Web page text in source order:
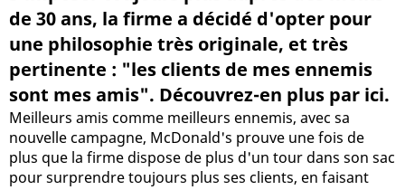
de 30 ans, la firme a décidé d'opter pour
une philosophie très originale, et très
pertinente : "les clients de mes ennemis
sont mes amis". Découvrez-en plus par ici.
Meilleurs amis comme meilleurs ennemis, avec sa
nouvelle campagne, McDonald's prouve une fois de
plus que la firme dispose de plus d'un tour dans son sac
pour surprendre toujours plus ses clients, en faisant